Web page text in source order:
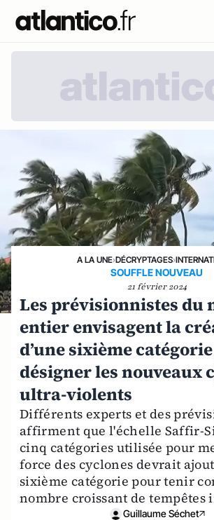
A LA UNE›DÉCRYPTAGES›
SOUFFLE NOUVEAU
21 février 2024
Les prévisionnistes du
entier envisagent la
d’une sixième
désigner les nouveaux
ultra-violents
Différents experts et des
affirment que l'échelle Saffir-
cinq catégories utilisée pour
force des cyclones devrait
sixième catégorie pour tenir
nombre croissant de tempêtes
Guillaume Séchet